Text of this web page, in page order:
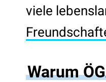
viele
Warum